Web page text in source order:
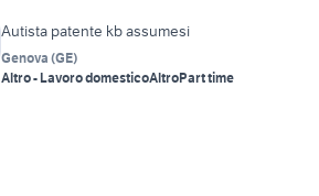
Autista patente kb assumesi
Genova (GE)
Altro - Lavoro domesticoAltroPart time